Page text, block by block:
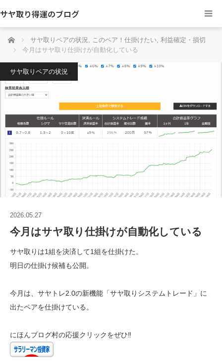
サヤ取り得運のブログ
ホーム サヤ取りペアの状況, このペア！仕掛けたい, 利益確定・損切
今月はサヤ取り仕掛けが自動化している
サヤ取りペアの状況
2026.05.27
今月はサヤ取り仕掛けが自動化している
サヤ取りは1組を決済して1組を仕掛けた。
明日の仕掛け候補も公開。
今月は、サヤトレ2.0の新機能「サヤ取りシステムトレード」に
出たペアを仕掛けている。
にほんブログ村の応援クリックをぜひ‼